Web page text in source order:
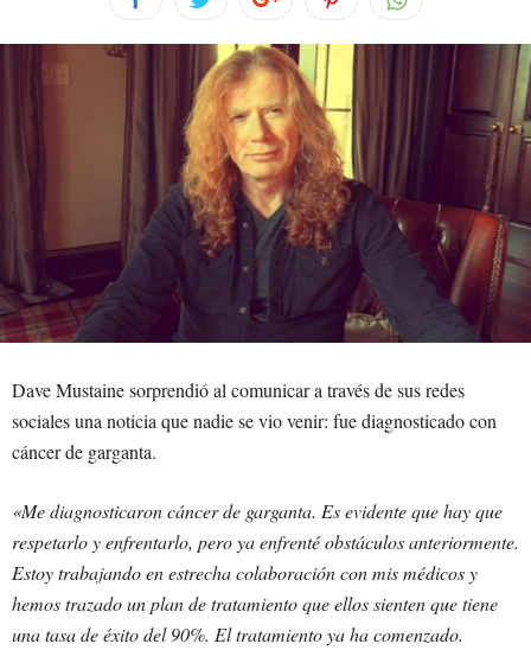
Dave Mustaine sorprendió al comunicar a través de sus redes
sociales una noticia que nadie se vio venir: fue diagnosticado con
cáncer de garganta.
«Me diagnosticaron cáncer de garganta. Es evidente que hay que
respetarlo y enfrentarlo, pero ya enfrenté obstáculos anteriormente.
Estoy trabajando en estrecha colaboración con mis médicos y
hemos trazado un plan de tratamiento que ellos sienten que tiene
una tasa de éxito del 90%. El tratamiento ya ha comenzado.